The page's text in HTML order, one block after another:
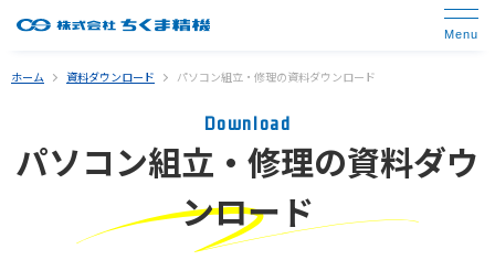
ホーム 資料ダウンロード パソコン組立・修理の資料ダウンロード
Download
パソコン組立・修理の資料ダウ
ンロード